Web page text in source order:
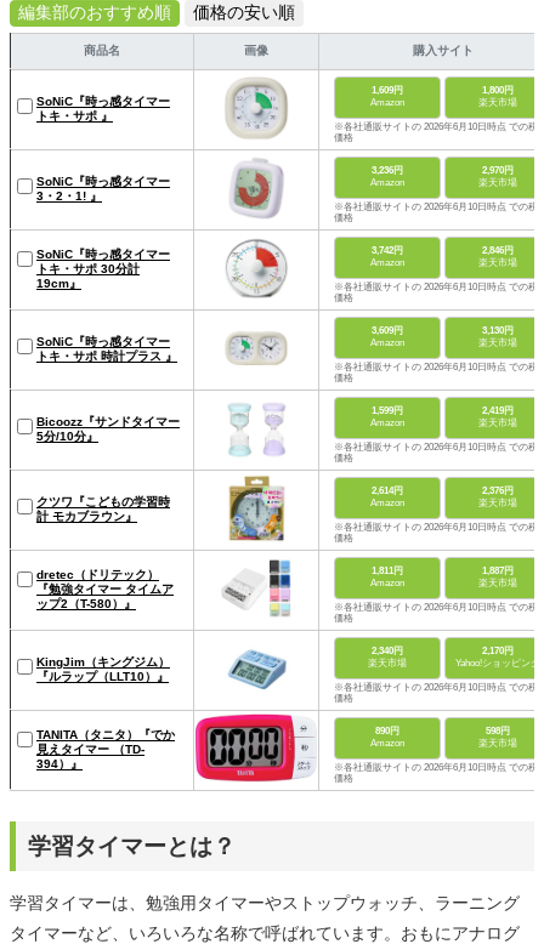
編集部のおすすめ順
価格の安い順
商品名 画像 購入サイト
SoNiC『時っ感タイマー
トキ・サポ 』
1,609円
Amazon
1,800円
楽天市場
※各社通販サイトの 2026年6月10日時点 での税
価格
SoNiC『時っ感タイマー
3・2・1! 』
3,236円
Amazon
2,970円
楽天市場
※各社通販サイトの 2026年6月10日時点 での税
価格
SoNiC『時っ感タイマー
トキ・サポ 30分計
19cm』
3,742円
Amazon
2,846円
楽天市場
※各社通販サイトの 2026年6月10日時点 での税
価格
SoNiC『時っ感タイマー
トキ・サポ 時計プラス 』
3,609円
Amazon
3,130円
楽天市場
※各社通販サイトの 2026年6月10日時点 での税
価格
Bicoozz『サンドタイマー
5分/10分』
1,599円
Amazon
2,419円
楽天市場
※各社通販サイトの 2026年6月10日時点 での税
価格
クツワ『こどもの学習時
計 モカブラウン』
2,614円
Amazon
2,376円
楽天市場
※各社通販サイトの 2026年6月10日時点 での税
価格
dretec（ドリテック）
『勉強タイマー タイムア
ップ2（T-580）』
1,811円
Amazon
1,887円
楽天市場
※各社通販サイトの 2026年6月10日時点 での税
価格
KingJim（キングジム）
『ルラップ（LLT10）』
2,340円
楽天市場
2,170円
Yahoo!ショッピング
※各社通販サイトの 2026年6月10日時点 での税
価格
TANITA（タニタ）『でか
見えタイマー （TD-
394）』
890円
Amazon
598円
楽天市場
※各社通販サイトの 2026年6月10日時点 での税
価格
学習タイマーとは？
学習タイマーは、勉強用タイマーやストップウォッチ、ラーニング
タイマーなど、いろいろな名称で呼ばれています。おもにアナログ